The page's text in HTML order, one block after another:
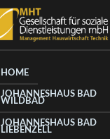
HOME
JOHANNESHAUS BAD
WILDBAD
JOHANNESHAUS BAD
LIEBENZELL